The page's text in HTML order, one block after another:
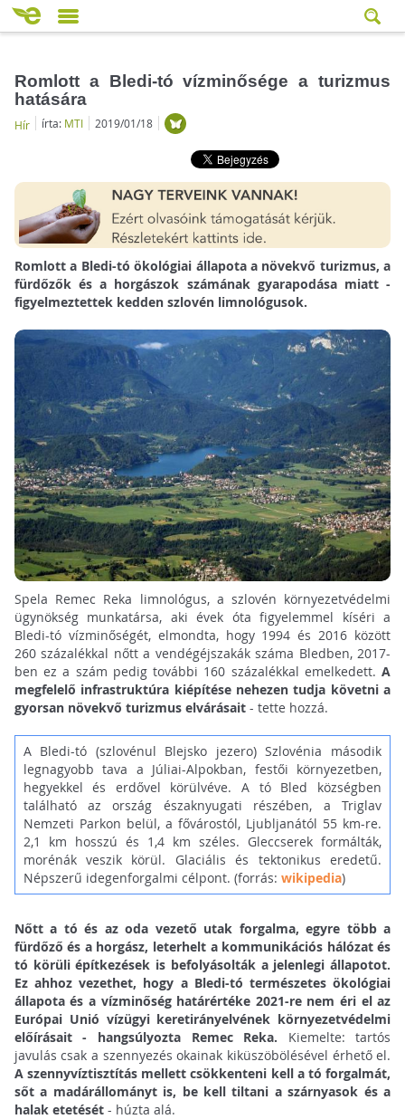
Romlott a Bledi-tó vízminősége a turizmus
hatására
Hír írta: MTI 2019/01/18
Romlott a Bledi-tó ökológiai állapota a növekvő turizmus, a
fürdőzők és a horgászok számának gyarapodása miatt -
figyelmeztettek kedden szlovén limnológusok.
Spela Remec Reka limnológus, a szlovén környezetvédelmi
ügynökség munkatársa, aki évek óta figyelemmel kíséri a
Bledi-tó vízminőségét, elmondta, hogy 1994 és 2016 között
260 százalékkal nőtt a vendégéjszakák száma Bledben, 2017-
ben ez a szám pedig további 160 százalékkal emelkedett.A
megfelelő infrastruktúra kiépítése nehezen tudja követni a
gyorsan növekvő turizmus elvárásait- tette hozzá.
A Bledi-tó (szlovénul Blejsko jezero) Szlovénia második
legnagyobb tava a Júliai-Alpokban, festői környezetben,
hegyekkel és erdővel körülvéve. A tó Bled községben
található az ország északnyugati részében, a Triglav
Nemzeti Parkon belül, a fővárostól, Ljubljanától 55 km-re.
2,1 km hosszú és 1,4 km széles. Gleccserek formálták,
morénák veszik körül. Glaciális és tektonikus eredetű.
Népszerű idegenforgalmi célpont. (forrás: wikipedia)
Nőtt a tó és az oda vezető utak forgalma, egyre több a
fürdőző és a horgász, leterhelt a kommunikációs hálózat és
tó körüli építkezések is befolyásolták a jelenlegi állapotot.
Ez ahhoz vezethet, hogy a Bledi-tó természetes ökológiai
állapota és a vízminőség határértéke 2021-re nem éri el az
Európai Unió vízügyi keretirányelvének környezetvédelmi
előírásait - hangsúlyozta Remec Reka. Kiemelte: tartós
javulás csak a szennyezés okainak kiküszöbölésével érhető el.
A szennyvíztisztítás mellett csökkenteni kell a tó forgalmát,
sőt a madárállományt is, be kell tiltani a szárnyasok és a
halak etetését- húzta alá.